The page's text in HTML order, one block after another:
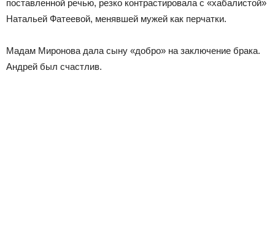
поставленной речью, резко контрастировала с «хабалистой»
Натальей Фатеевой, менявшей мужей как перчатки.
Мадам Миронова дала сыну «добро» на заключение брака.
Андрей был счастлив.